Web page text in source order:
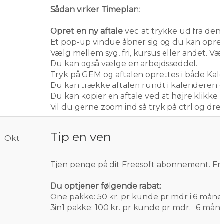
Sådan virker Timeplan:
Opret en ny aftale ved at trykke ud fra
Et pop-up vindue åbner sig og du kan
Vælg mellem syg, fri, kursus eller andet.
Du kan også vælge en arbejdsseddel.
Tryk på GEM og aftalen oprettes i både
Du kan trække aftalen rundt i
Du kan kopier en aftale ved at højre
Vil du gerne zoom ind så tryk på ctrl og
Okt Tip en ven
Tjen penge på dit Freesoft abonnement.
Du optjener følgende rabat:
One pakke: 50 kr. pr kunde pr mdr i 6
3in1 pakke: 100 kr. pr kunde pr mdr. i 6